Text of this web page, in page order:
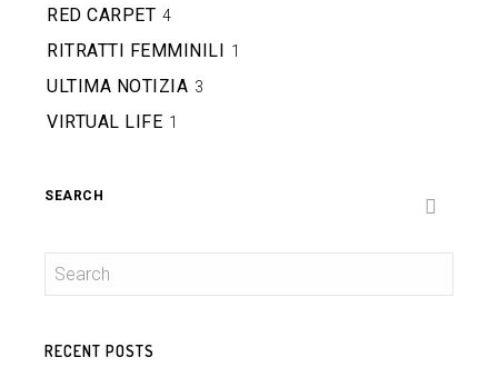
RED CARPET 4
RITRATTI FEMMINILI 1
ULTIMA NOTIZIA 3
VIRTUAL LIFE 1
SEARCH
RECENT POSTS